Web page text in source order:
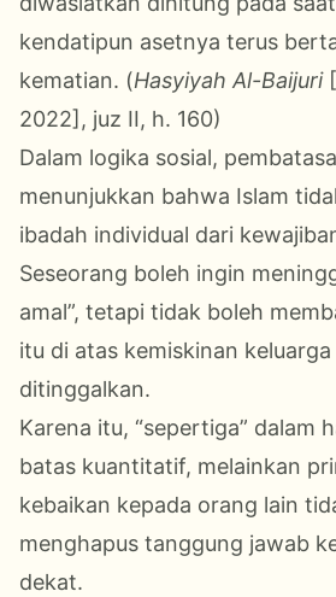
kendatipun asetnya terus
kematian. (Hasyiyah Al-Baijuri
2022], juz II, h. 160)
Dalam logika sosial,
menunjukkan bahwa Islam
ibadah individual dari
Seseorang boleh ingin
amal”, tetapi tidak boleh
itu di atas kemiskinan
ditinggalkan.
Karena itu, “sepertiga” dalam
batas kuantitatif, melainkan
kebaikan kepada orang lain
menghapus tanggung jawab
dekat.